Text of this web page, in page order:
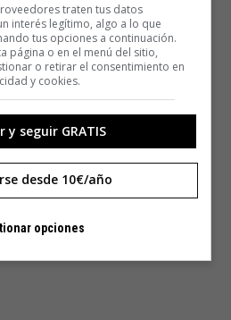
traten tus datos
interés legítimo, algo a lo que
tus opciones a continuación.
página o en el menú del sitio,
o retirar el consentimiento en
y cookies.
y seguir GRATIS
desde 10€/año
opciones